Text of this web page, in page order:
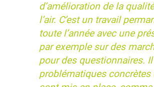
d’amélioration de la
l’air. C’est un travail
toute l’année avec une
par exemple sur des
pour des questionnaires.
problématiques concrètes